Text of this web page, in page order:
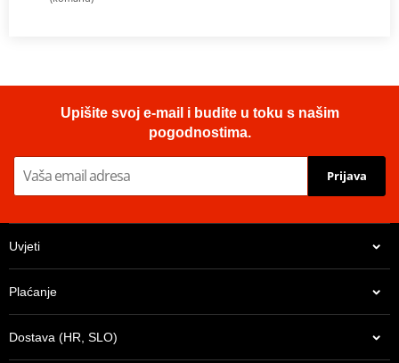
Upišite svoj e-mail i budite u toku s našim
pogodnostima.
Prijava
Uvjeti
Plaćanje
Dostava (HR, SLO)